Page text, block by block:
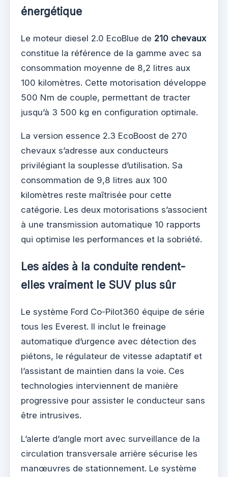
énergétique
Le moteur diesel 2.0 EcoBlue de 210 chevaux
constitue la référence de la gamme avec sa
consommation moyenne de 8,2 litres aux
100 kilomètres. Cette motorisation développe
500 Nm de couple, permettant de tracter
jusqu’à 3 500 kg en configuration optimale.
La version essence 2.3 EcoBoost de 270
chevaux s’adresse aux conducteurs
privilégiant la souplesse d’utilisation. Sa
consommation de 9,8 litres aux 100
kilomètres reste maîtrisée pour cette
catégorie. Les deux motorisations s’associent
à une transmission automatique 10 rapports
qui optimise les performances et la sobriété.
Les aides à la conduite rendent-
elles vraiment le SUV plus sûr
Le système Ford Co-Pilot360 équipe de série
tous les Everest. Il inclut le freinage
automatique d’urgence avec détection des
piétons, le régulateur de vitesse adaptatif et
l’assistant de maintien dans la voie. Ces
technologies interviennent de manière
progressive pour assister le conducteur sans
être intrusives.
L’alerte d’angle mort avec surveillance de la
circulation transversale arrière sécurise les
manœuvres de stationnement. Le système